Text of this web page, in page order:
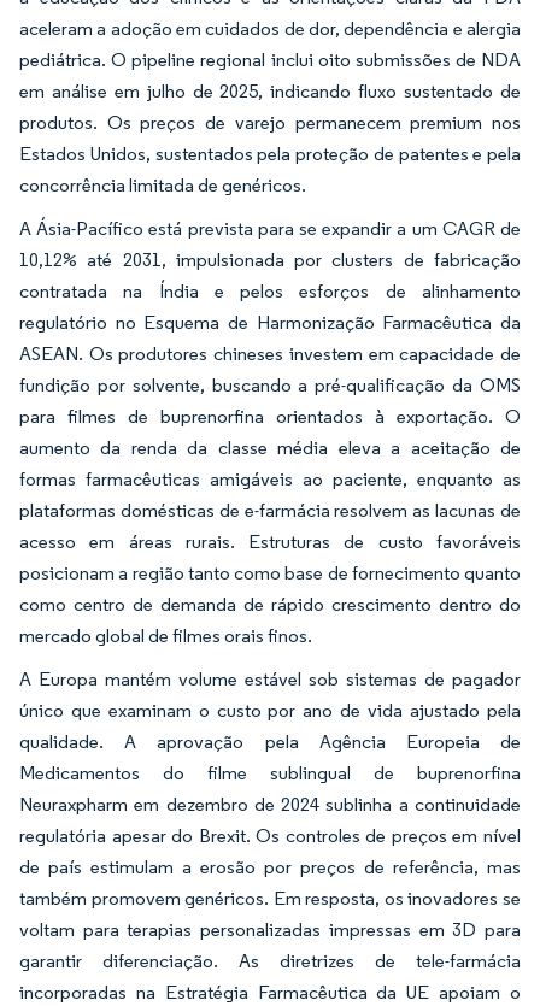
aceleram a adoção em cuidados de dor, dependência e alergia
pediátrica. O pipeline regional inclui oito submissões de NDA
em análise em julho de 2025, indicando fluxo sustentado de
produtos. Os preços de varejo permanecem premium nos
Estados Unidos, sustentados pela proteção de patentes e pela
concorrência limitada de genéricos.
A Ásia-Pacífico está prevista para se expandir a um CAGR de
10,12% até 2031, impulsionada por clusters de fabricação
contratada na Índia e pelos esforços de alinhamento
regulatório no Esquema de Harmonização Farmacêutica da
ASEAN. Os produtores chineses investem em capacidade de
fundição por solvente, buscando a pré-qualificação da OMS
para filmes de buprenorfina orientados à exportação. O
aumento da renda da classe média eleva a aceitação de
formas farmacêuticas amigáveis ao paciente, enquanto as
plataformas domésticas de e-farmácia resolvem as lacunas de
acesso em áreas rurais. Estruturas de custo favoráveis
posicionam a região tanto como base de fornecimento quanto
como centro de demanda de rápido crescimento dentro do
mercado global de filmes orais finos.
A Europa mantém volume estável sob sistemas de pagador
único que examinam o custo por ano de vida ajustado pela
qualidade. A aprovação pela Agência Europeia de
Medicamentos do filme sublingual de buprenorfina
Neuraxpharm em dezembro de 2024 sublinha a continuidade
regulatória apesar do Brexit. Os controles de preços em nível
de país estimulam a erosão por preços de referência, mas
também promovem genéricos. Em resposta, os inovadores se
voltam para terapias personalizadas impressas em 3D para
garantir diferenciação. As diretrizes de tele-farmácia
incorporadas na Estratégia Farmacêutica da UE apoiam o